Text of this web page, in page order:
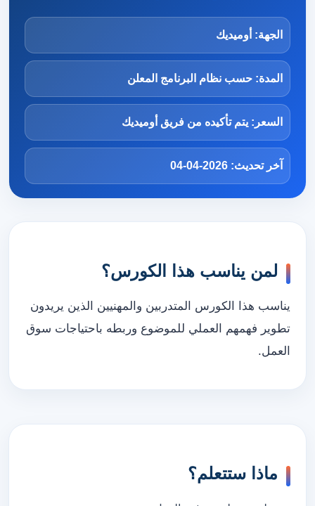
الجهة: أوميديك
المدة: حسب نظام البرنامج المعلن
السعر: يتم تأكيده من فريق أوميديك
آخر تحديث: 2026-04-04
لمن يناسب هذا الكورس؟
يناسب هذا الكورس المتدربين والمهنيين الذين يريدون
تطوير فهمهم العملي للموضوع وربطه باحتياجات سوق
العمل.
ماذا ستتعلم؟